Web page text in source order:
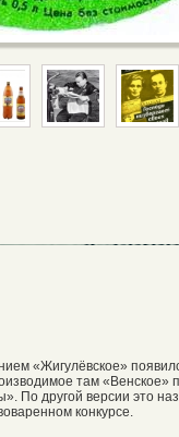
«Жигулёвское»
там «Венское»
По другой версии это
конкурсе.